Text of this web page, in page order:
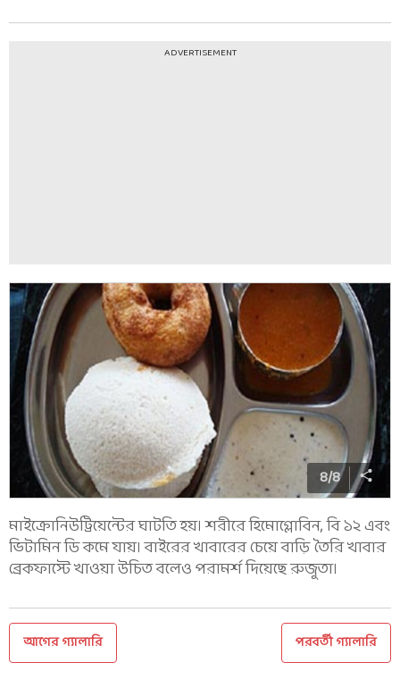
ADVERTISEMENT
8/8
মাইক্রোনিউট্রিয়েন্টের ঘাটতি হয়। শরীরে হিমোগ্লোবিন, বি ১২ এবং
ভিটামিন ডি কমে যায়। বাইরের খাবারের চেয়ে বাড়ি তৈরি খাবার
ব্রেকফাস্টে খাওয়া উচিত বলেও পরামর্শ দিয়েছে রুজুতা।
আগের গ্যালারি পরবর্তী গ্যালারি